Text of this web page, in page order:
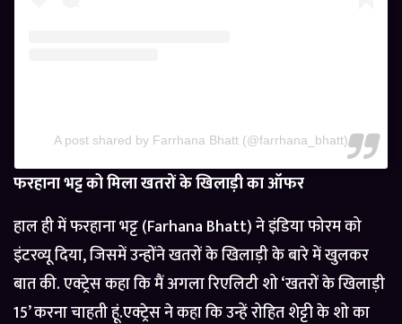
A post shared by Farrhana Bhatt (@farrhana_bhatt)
फरहाना भट्ट को मिला खतरों के खिलाड़ी का ऑफर
हाल ही में फरहाना भट्ट (Farhana Bhatt) ने इंडिया फोरम को
इंटरव्यू दिया, जिसमें उन्होंने खतरों के खिलाड़ी के बारे में खुलकर
बात की. एक्ट्रेस कहा कि मैं अगला रिएलिटी शो ‘खतरों के खिलाड़ी
15’ करना चाहती हूं.एक्ट्रेस ने कहा कि उन्हें रोहित शेट्टी के शो का